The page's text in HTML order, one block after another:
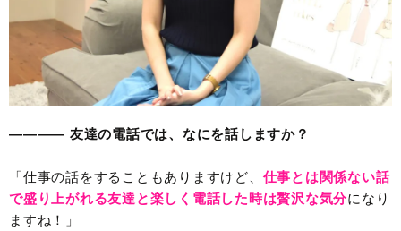
———— 友達の電話では、なにを話しますか？
「仕事の話をすることもありますけど、 仕事とは関係ない話
で盛り上がれる友達と楽しく電話した時は贅沢な気分になり
ますね！」